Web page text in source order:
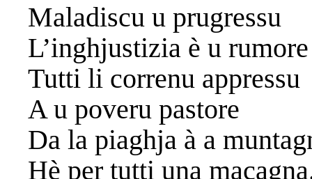
Maladiscu u prugressu
L’inghjustizia è u rumore
Tutti li correnu appressu
A u poveru pastore
Da la piaghja à a
Hè per tutti una